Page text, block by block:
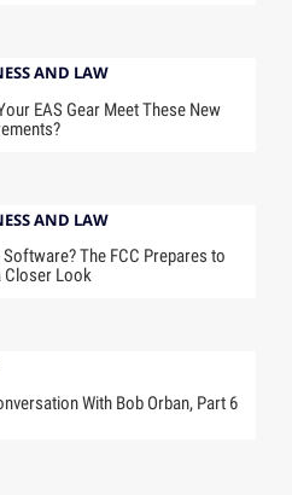
AND LAW
EAS Gear Meet These New
AND LAW
Software? The FCC Prepares to
Closer Look
With Bob Orban, Part 6